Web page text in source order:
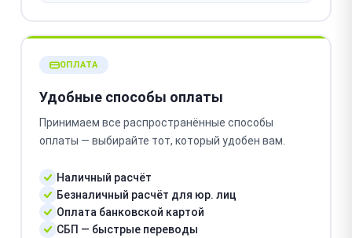
ОПЛАТА
Удобные способы оплаты
Принимаем все распространённые способы
оплаты — выбирайте тот, который удобен вам.
Наличный расчёт
Безналичный расчёт для юр. лиц
Оплата банковской картой
СБП — быстрые переводы